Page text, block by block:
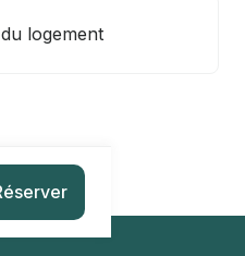
logement